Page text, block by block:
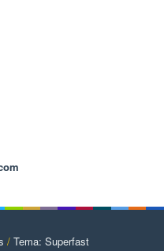
/ Tema: Superfast